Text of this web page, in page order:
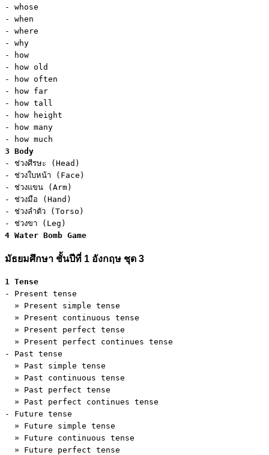
- whose
- when
- where
- why
- how
- how old
- how often
- how far
- how tall
- how height
- how many
3 Body
- ช่วงศีรษะ (Head)
- ช่วงใบหน้า (Face)
- ช่วงแขน (Arm)
- ช่วงมือ (Hand)
- ช่วงลำตัว (Torso)
4 Water Bomb Game
มัธยมศึกษา ชั้นปีที่ 1 อังกฤษ ชุด 3
1 Tense
- Present tense
  » Present simple tense
  » Present continuous tense
  » Present perfect tense
  » Present perfect continues tense
- Past tense
  » Past simple tense
  » Past continuous tense
  » Past perfect tense
  » Past perfect continues tense
- Future tense
  » Future simple tense
  » Future continuous tense
  » Future perfect tense